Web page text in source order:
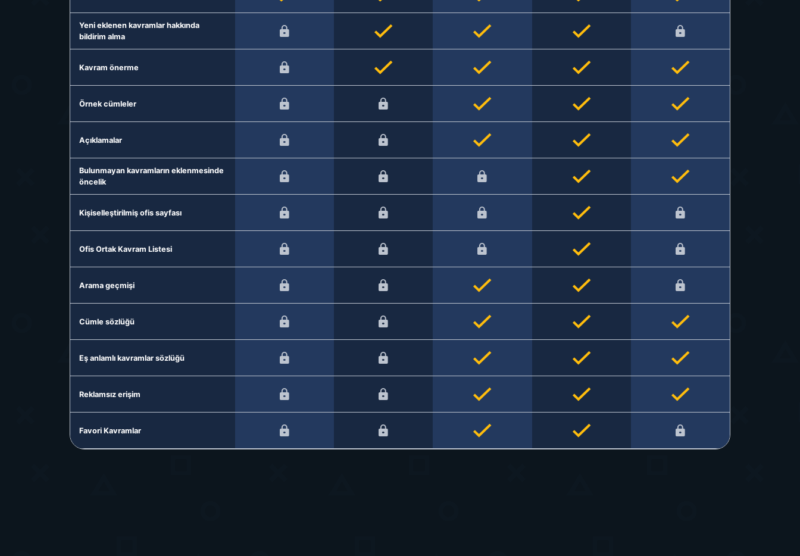
Yeni eklenen kavramlar hakkında
bildirim alma
Kavram önerme
Örnek cümleler
Açıklamalar
Bulunmayan kavramların eklenmesinde
öncelik
Kişiselleştirilmiş ofis sayfası
Ofis Ortak Kavram Listesi
Arama geçmişi
Cümle sözlüğü
Eş anlamlı kavramlar sözlüğü
Reklamsız erişim
Favori Kavramlar